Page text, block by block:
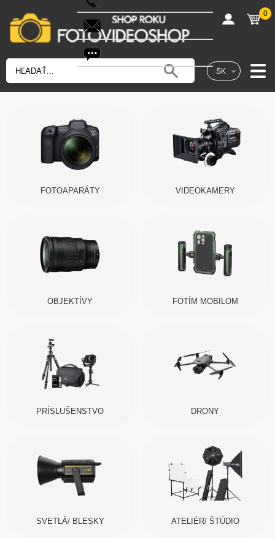
SK
shop@fotovideoshop.sk
0
FOTOAPARÁTY VIDEOKAMERY
OBJEKTÍVY FOTÍM MOBILOM
PRÍSLUŠENSTVO DRONY
SVETLÁ/ BLESKY ATELIÉR/ ŠTÚDIO